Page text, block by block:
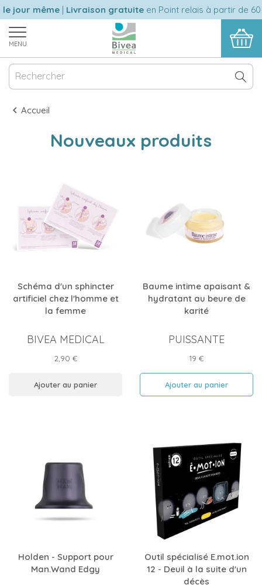
même|Livraison gratuiteen Point relais à partir de 60
MENU
Accueil
Nouveaux produits
Schéma d'un sphincter
artificiel chez l'homme et
la femme
BIVEA MEDICAL
Prix
2,90 €
Ajouter au panier
Baume intime apaisant &
hydratant au beure de
karité
PUISSANTE
Prix
19 €
Ajouter au panier
Holden - Support pour
Man.Wand Edgy
Outil spécialisé E.mot.ion
12 - Deuil à la suite d'un
décès